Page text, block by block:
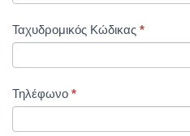
Ταχυδρομικός Κώδικας *
Τηλέφωνο *